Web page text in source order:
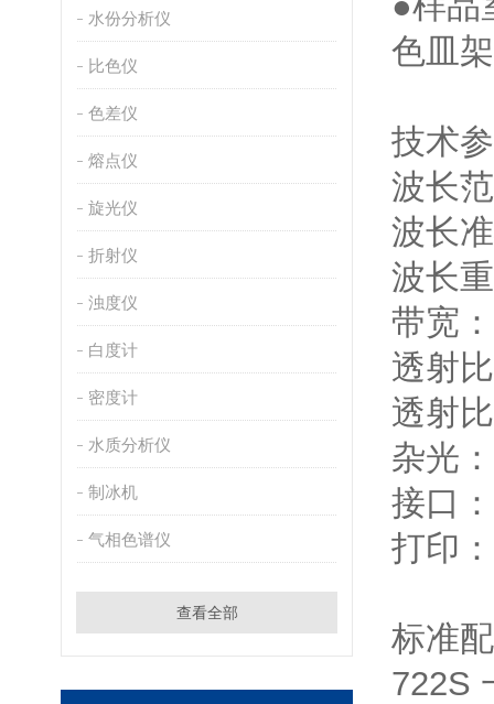
水份分析仪
比色仪
色差仪
熔点仪
旋光仪
折射仪
浊度仪
白度计
密度计
水质分析仪
制冰机
气相色谱仪
查看全部
色皿架
技术
波长
波长
波长
带宽
透射
透射
杂光
接口
打印
标准
722S